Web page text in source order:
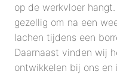
op de werkvloer
gezellig om na een
lachen tijdens een
Daarnaast vinden wij
ontwikkelen bij ons